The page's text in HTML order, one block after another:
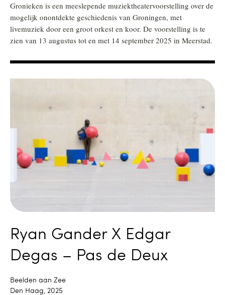
Gronieken is een meeslepende muziektheatervoorstelling over de
mogelijk onontdekte geschiedenis van Groningen, met
livemuziek door een groot orkest en koor. De voorstelling is te
zien van 13 augustus tot en met 14 september 2025 in Meerstad.
Ryan Gander X Edgar
Degas – Pas de Deux
Beelden aan Zee
Den Haag, 2025